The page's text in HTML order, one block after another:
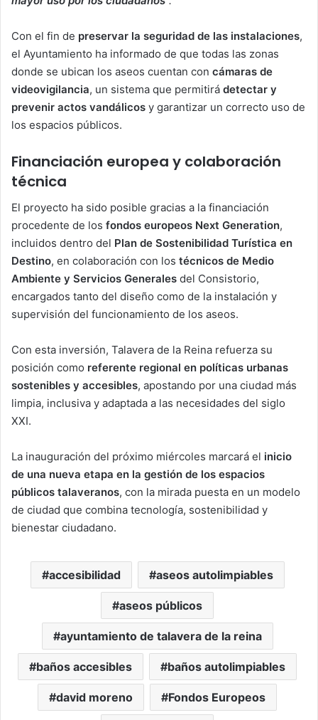
Con el fin de preservar la seguridad de las instalaciones,
el Ayuntamiento ha informado de que todas las zonas
donde se ubican los aseos cuentan con cámaras de
videovigilancia, un sistema que permitirá detectar y
prevenir actos vandálicos y garantizar un correcto uso de
los espacios públicos.
Financiación europea y colaboración
técnica
El proyecto ha sido posible gracias a la financiación
procedente de los fondos europeos Next Generation,
incluidos dentro del Plan de Sostenibilidad Turística en
Destino, en colaboración con los técnicos de Medio
Ambiente y Servicios Generales del Consistorio,
encargados tanto del diseño como de la instalación y
supervisión del funcionamiento de los aseos.
Con esta inversión, Talavera de la Reina refuerza su
posición como referente regional en políticas urbanas
sostenibles y accesibles, apostando por una ciudad más
limpia, inclusiva y adaptada a las necesidades del siglo
XXI.
La inauguración del próximo miércoles marcará el inicio
de una nueva etapa en la gestión de los espacios
públicos talaveranos, con la mirada puesta en un modelo
de ciudad que combina tecnología, sostenibilidad y
bienestar ciudadano.
accesibilidad aseos autolimpiables
aseos públicos
ayuntamiento de talavera de la reina
baños accesibles baños autolimpiables
david moreno Fondos Europeos